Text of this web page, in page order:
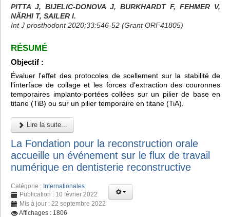
PITTA J, BIJELIC-DONOVA J, BURKHARDT F, FEHMER V,
NÄRHI T, SAILER I.
Int J prosthodont 2020;33:546-52 (Grant ORF41805)
RÉSUMÉ
Objectif :
Évaluer l'effet des protocoles de scellement sur la stabilité de
l'interface de collage et les forces d'extraction des couronnes
temporaires implanto-portées collées sur un pilier de base en
titane (TiB) ou sur un pilier temporaire en titane (TiA).
Lire la suite...
La Fondation pour la reconstruction orale
accueille un événement sur le flux de travail
numérique en dentisterie reconstructive
Catégorie : Internationales
Publication : 10 février 2022
Mis à jour : 22 septembre 2022
Affichages : 1806